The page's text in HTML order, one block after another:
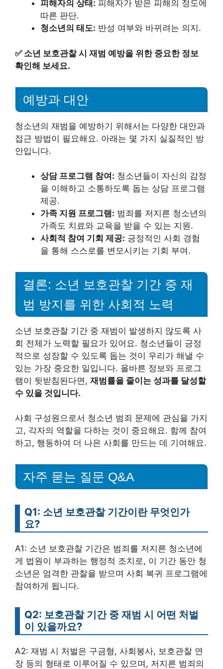
피해자의 상태: 피해자가 받은 피해의 정도에
따른 판단.
청소년의 태도: 반성 여부와 바뀌려는 의지.
✅ 소년 보호관찰 시 재범 예방을 위한 중요한 정보
확인해 보세요.
예방과 대안
청소년의 재범을 예방하기 위해서는 다양한 대안과
접근 방법이 필요해요. 아래는 몇 가지 실질적인 방
안입니다.
상담 프로그램 참여: 청소년들이 자신의 감정
을 이해하고 소통하도록 돕는 상담 프로그램
제공.
가족 지원 프로그램: 범죄를 저지른 청소년의
가족도 치료와 교육을 받을 수 있는 지원.
사회적 참여 기회 제공: 긍정적인 사회 경험
을 통해 스스로를 변모시키는 기회 부여.
결론: 소년 보호관찰 기간 중 재
범 방지를 위한 사회적 노력
소년 보호관찰 기간 중 재범이 발생하지 않도록 사
회 전체가 노력할 필요가 있어요. 청소년들이 긍정
적으로 성장할 수 있도록 돕는 것이 우리가 해낼 수
있는 가장 중요한 일입니다. 올바른 정보와 프로그
램이 뒷받침된다면, 재범률을 줄이는 성과를 달성할
수 있을 것입니다.
사회 구성원으로서 청소년 범죄 문제에 관심을 가지
고, 각자의 역할을 다하는 것이 중요해요. 함께 참여
하고, 행동하여 더 나은 사회를 만드는 데 기여해요.
자주 묻는 질문 Q&A
Q1: 소년 보호관찰 기간이란 무엇인가
요?
A1: 소년 보호관찰 기간은 범죄를 저지른 청소년에
게 법원이 부과하는 행정적 조치로, 이 기간 동안 청
소년은 엄격한 관찰을 받으며 사회 복귀 프로그램에
참여하게 됩니다.
Q2: 보호관찰 기간 중 재범 시 어떤 처벌
이 있을까요?
A2: 재범 시 처벌은 구금형, 사회봉사, 보호관찰 연
장 등의 형태로 이루어질 수 있으며, 저지른 범죄의